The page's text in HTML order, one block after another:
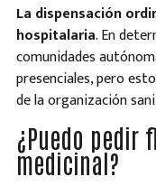
La dispensación
hospitalaria. En
comunidades
presenciales, pero
de la organización
¿Puedo pedir
medicinal?